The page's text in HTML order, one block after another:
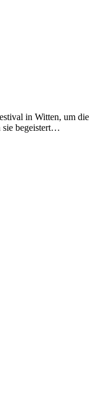
in Witten, um die
sie begeistert…